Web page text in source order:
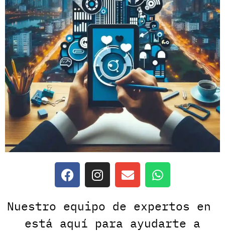
Nuestro equipo de expertos en
está aquí para ayudarte a